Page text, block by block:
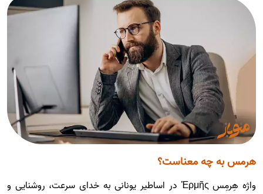
هرمس به چه معناست؟
واژه هِرمِس Ἑρμῆς در اساطیر یونانی به خدای سرعت، روشنایی و